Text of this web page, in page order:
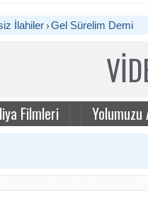
İlahiler Gel Sürelim Demi
Filmleri
Yolumuzu